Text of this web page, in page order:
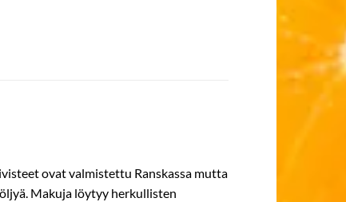
ovat valmistettu Ranskassa mutta
Makuja löytyy herkullisten